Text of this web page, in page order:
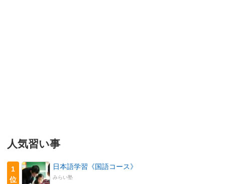
人気習い事
1
位
日本語学習《国語コース》
みらい塾